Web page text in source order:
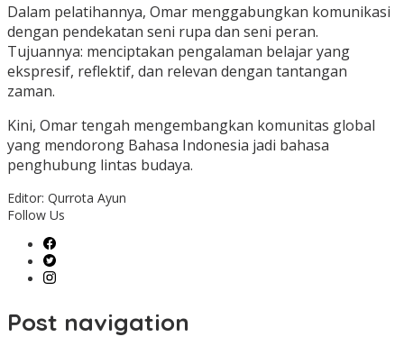
Dalam pelatihannya, Omar menggabungkan komunikasi
dengan pendekatan seni rupa dan seni peran.
Tujuannya: menciptakan pengalaman belajar yang
ekspresif, reflektif, dan relevan dengan tantangan
zaman.
Kini, Omar tengah mengembangkan komunitas global
yang mendorong Bahasa Indonesia jadi bahasa
penghubung lintas budaya.
Editor: Qurrota Ayun
Follow Us
Post navigation